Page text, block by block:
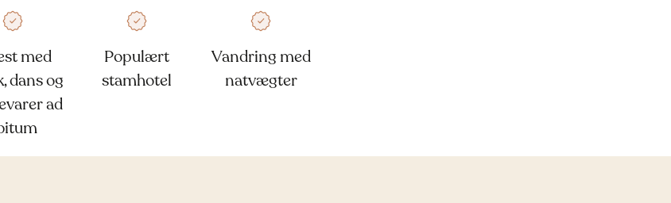
med
dans og
ad
Populært
stamhotel
Vandring med
natvægter